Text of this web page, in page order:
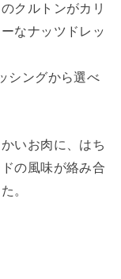
クルトンがカリ
なナッツドレッ
シングから選べ
いお肉に、はち
の風味が絡み合
。